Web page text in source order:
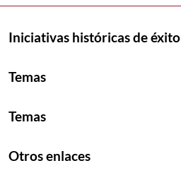
Iniciativas históricas de éxito
Temas
Temas
Otros enlaces